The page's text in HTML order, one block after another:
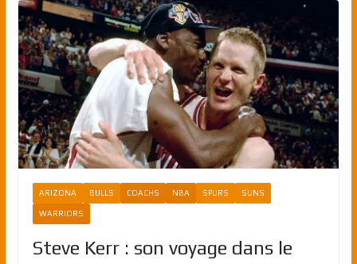
ARIZONA BULLS COACHS NBA SPURS SUNS
WARRIORS
Steve Kerr : son voyage dans le